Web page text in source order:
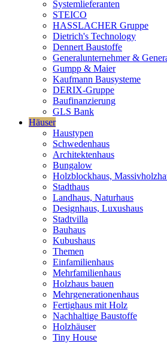
Systemlieferanten
STEICO
HASSLACHER Gruppe
Dietrich's Technology
Dennert Baustoffe
Generalunternehmer &
Gumpp & Maier
Kaufmann Bausysteme
DERIX-Gruppe
Baufinanzierung
GLS Bank
Häuser
Haustypen
Schwedenhaus
Architektenhaus
Bungalow
Holzblockhaus,
Stadthaus
Landhaus, Naturhaus
Designhaus, Luxushaus
Stadtvilla
Bauhaus
Kubushaus
Themen
Einfamilienhaus
Mehrfamilienhaus
Holzhaus bauen
Mehrgenerationenhaus
Fertighaus mit Holz
Nachhaltige Baustoffe
Holzhäuser
Tiny House